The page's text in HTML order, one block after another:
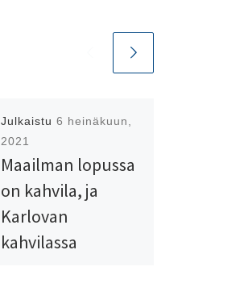
Julkaistu 6 heinäkuun,
2021
Maailman lopussa
on kahvila, ja
Karlovan
kahvilassa